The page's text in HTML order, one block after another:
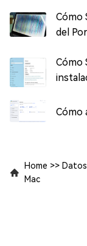
Cómo
del
Cómo
Cómo
Home >>
Mac